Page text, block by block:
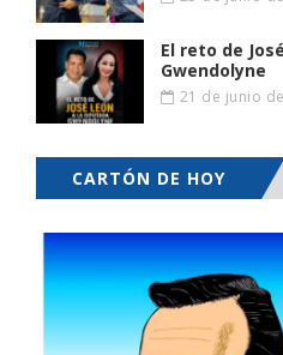
El reto de
Gwendolyne
21 de junio
CARTÓN DE HOY